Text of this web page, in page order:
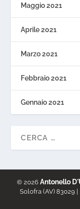
Maggio 2021
Aprile 2021
Marzo 2021
Febbraio 2021
Gennaio 2021
© 2026 Antonello
Solofra (AV) 83029 |